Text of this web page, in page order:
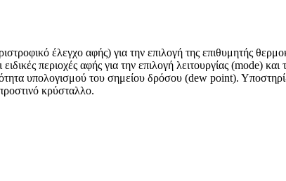
έλεγχο αφής) για την επιλογή της επιθυμητής
περιοχές αφής για την επιλογή λειτουργίας (mode)
υπολογισμού του σημείου δρόσου (dew point).
κρύσταλλο.